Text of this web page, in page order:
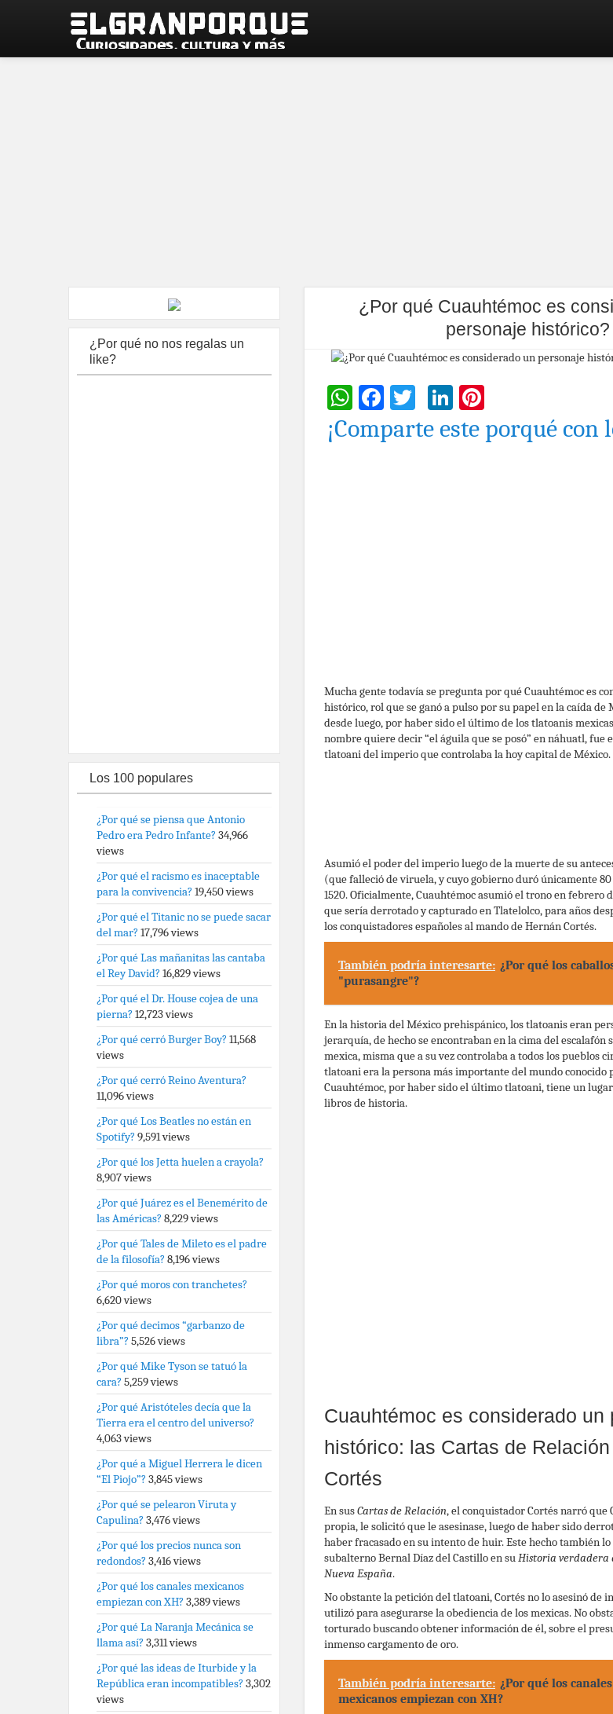
¿Por qué Cuauhtémoc es
personaje histórico?
WhatsApp
Facebook
TwitterLinkedIn
¡Comparte este porqué con
Mucha gente todavía se pregunta por qué Cuauhtémoc es
histórico, rol que se ganó a pulso por su papel en la caída de
desde luego, por haber sido el último de los tlatoanis
nombre quiere decir “el águila que se posó” en náhuatl, fue
tlatoani del imperio que controlaba la hoy capital de México.
Asumió el poder del imperio luego de la muerte de su
(que falleció de viruela, y cuyo gobierno duró únicamente
1520. Oficialmente, Cuauhtémoc asumió el trono en febrero
que sería derrotado y capturado en Tlatelolco, para años
los conquistadores españoles al mando de Hernán Cortés.
También podría interesarte: ¿Por qué los
"purasangre"?
En la historia del México prehispánico, los tlatoanis eran
jerarquía, de hecho se encontraban en la cima del escalafón
mexica, misma que a su vez controlaba a todos los pueblos
tlatoani era la persona más importante del mundo conocido
Cuauhtémoc, por haber sido el último tlatoani, tiene un
libros de historia.
Cuauhtémoc es considerado un
histórico: las Cartas de
Cortés
En susCartas de Relación, el conquistador Cortés narró que
propia, le solicitó que le asesinase, luego de haber sido
haber fracasado en su intento de huir. Este hecho también lo
subalterno Bernal Díaz del Castillo en su Historia verdadera
Nueva España.
No obstante la petición del tlatoani, Cortés no lo asesinó de
utilizó para asegurarse la obediencia de los mexicas. No
torturado buscando obtener información de él, sobre el
inmenso cargamento de oro.
También podría interesarte: ¿Por qué los canales
mexicanos empiezan con XH?
¿Por qué no nos regalas un
like?
Los 100 populares
¿Por qué se piensa que Antonio
Pedro era Pedro Infante? 34,966
views
¿Por qué el racismo es inaceptable
para la convivencia? 19,450 views
¿Por qué el Titanic no se puede sacar
del mar? 17,796 views
¿Por qué Las mañanitas las cantaba
el Rey David? 16,829 views
¿Por qué el Dr. House cojea de una
pierna? 12,723 views
¿Por qué cerró Burger Boy? 11,568
views
¿Por qué cerró Reino Aventura?
11,096 views
¿Por qué Los Beatles no están en
Spotify? 9,591 views
¿Por qué los Jetta huelen a crayola?
8,907 views
¿Por qué Juárez es el Benemérito de
las Américas? 8,229 views
¿Por qué Tales de Mileto es el padre
de la filosofía? 8,196 views
¿Por qué moros con tranchetes?
6,620 views
¿Por qué decimos “garbanzo de
libra”? 5,526 views
¿Por qué Mike Tyson se tatuó la
cara? 5,259 views
¿Por qué Aristóteles decía que la
Tierra era el centro del universo?
4,063 views
¿Por qué a Miguel Herrera le dicen
“El Piojo”? 3,845 views
¿Por qué se pelearon Viruta y
Capulina? 3,476 views
¿Por qué los precios nunca son
redondos? 3,416 views
¿Por qué los canales mexicanos
empiezan con XH? 3,389 views
¿Por qué La Naranja Mecánica se
llama así? 3,311 views
¿Por qué las ideas de Iturbide y la
República eran incompatibles? 3,302
views